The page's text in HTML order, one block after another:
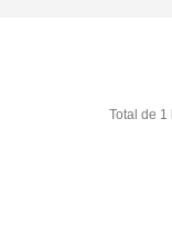
Total de 1